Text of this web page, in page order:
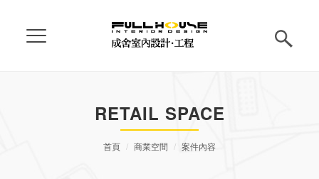
RETAIL SPACE
首頁 商業空間 案件內容